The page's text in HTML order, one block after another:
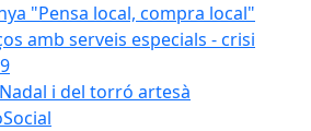
"Pensa local, compra local"
amb serveis especials - crisi
i del torró artesà